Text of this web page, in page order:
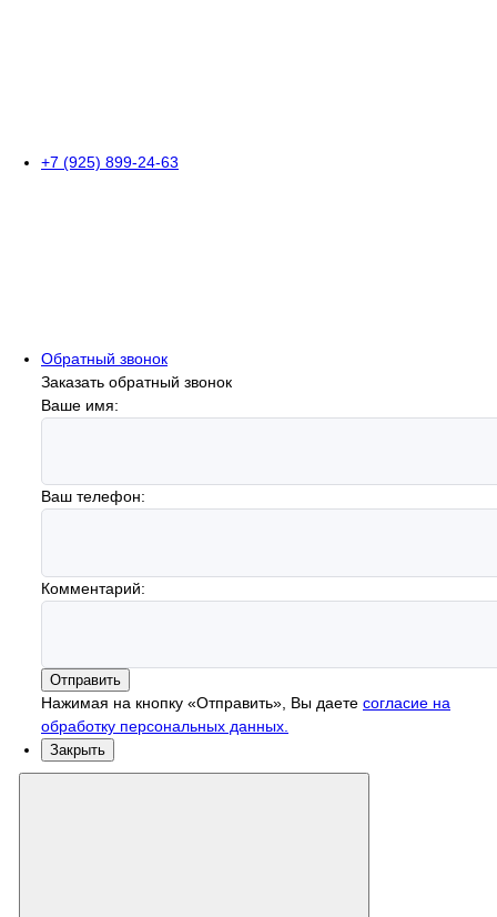
+7 (925) 899-24-63
Обратный звонок
Заказать обратный звонок
Ваше имя:
Ваш телефон:
Комментарий:
Отправить
Нажимая на кнопку «Отправить», Вы даете согласие на
обработку персональных данных.
Закрыть